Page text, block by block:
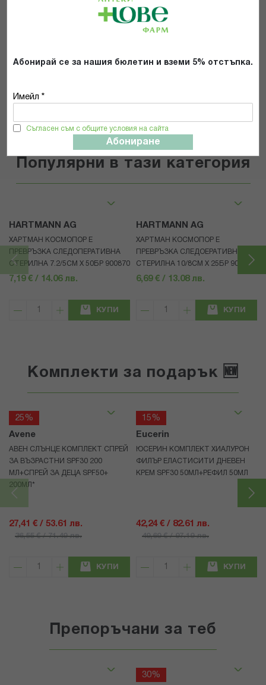
Абонирай се за нашия бюлетин и вземи 5% отстъпка.
Имейл *
Съгласен съм с общите условия на сайта
Абониране
Прочетох и се съгласявам с
Общите условия и политиката за
Популярни в тази категория
HARTMANN AG
ХАРТМАН КОСМОПОР Е
ПРЕВРЪЗКА СЛЕДОПЕРАТИВНА
СТЕРИЛНА 7.2/5СМ Х 50БР 900870
7,19 € / 14.06 лв.
КУПИ
HARTMANN AG
ХАРТМАН КОСМОПОР E
ПРЕВРЪЗКА СЛЕДОЕРАТИВНА
СТЕРИЛНА 10/8СМ Х 25БР 900873
6,69 € / 13.08 лв.
КУПИ
Комплекти за подарък 🆕
25%
Avene
АВЕН СЛЪНЦЕ КОМПЛЕКТ СПРЕЙ
ЗА ВЪЗРАСТНИ SPF30 200
МЛ+СПРЕЙ ЗА ДЕЦА SPF50+
200МЛ*
27,41 € / 53.61 лв.
36,55 € / 71.49 лв.
КУПИ
15%
Eucerin
ЮСЕРИН КОМПЛЕКТ ХИАЛУРОН
ФИЛЪР ЕЛАСТИСИТИ ДНЕВЕН
КРЕМ SPF30 50МЛ+РЕФИЛ 50МЛ
42,24 € / 82.61 лв.
49,69 € / 97.19 лв.
КУПИ
Препоръчани за теб
30%